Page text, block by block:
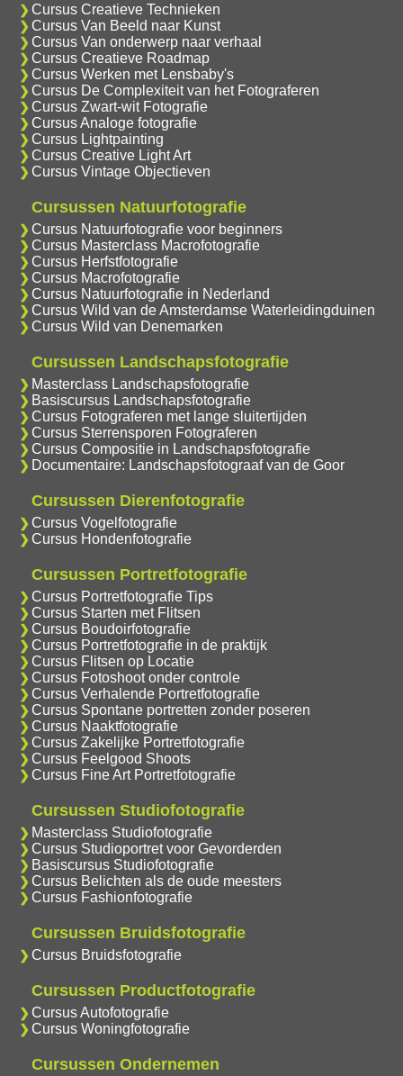
Cursus Creatieve Technieken
Cursus Van Beeld naar Kunst
Cursus Van onderwerp naar verhaal
Cursus Creatieve Roadmap
Cursus Werken met Lensbaby's
Cursus De Complexiteit van het Fotograferen
Cursus Zwart-wit Fotografie
Cursus Analoge fotografie
Cursus Lightpainting
Cursus Creative Light Art
Cursus Vintage Objectieven
Cursussen Natuurfotografie
Cursus Natuurfotografie voor beginners
Cursus Masterclass Macrofotografie
Cursus Herfstfotografie
Cursus Macrofotografie
Cursus Natuurfotografie in Nederland
Cursus Wild van de Amsterdamse Waterleidingduinen
Cursus Wild van Denemarken
Cursussen Landschapsfotografie
Masterclass Landschapsfotografie
Basiscursus Landschapsfotografie
Cursus Fotograferen met lange sluitertijden
Cursus Sterrensporen Fotograferen
Cursus Compositie in Landschapsfotografie
Documentaire: Landschapsfotograaf van de Goor
Cursussen Dierenfotografie
Cursus Vogelfotografie
Cursus Hondenfotografie
Cursussen Portretfotografie
Cursus Portretfotografie Tips
Cursus Starten met Flitsen
Cursus Boudoirfotografie
Cursus Portretfotografie in de praktijk
Cursus Flitsen op Locatie
Cursus Fotoshoot onder controle
Cursus Verhalende Portretfotografie
Cursus Spontane portretten zonder poseren
Cursus Naaktfotografie
Cursus Zakelijke Portretfotografie
Cursus Feelgood Shoots
Cursus Fine Art Portretfotografie
Cursussen Studiofotografie
Masterclass Studiofotografie
Cursus Studioportret voor Gevorderden
Basiscursus Studiofotografie
Cursus Belichten als de oude meesters
Cursus Fashionfotografie
Cursussen Bruidsfotografie
Cursus Bruidsfotografie
Cursussen Productfotografie
Cursus Autofotografie
Cursus Woningfotografie
Cursussen Ondernemen